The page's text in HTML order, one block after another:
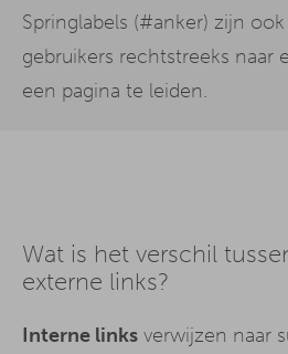
Springlabels (#anker) zijn
gebruikers rechtstreeks naar
een pagina te leiden.
Wat is het verschil
externe links?
Interne links verwijzen naar